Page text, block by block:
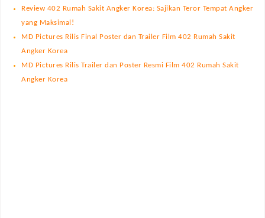
Review 402 Rumah Sakit Angker Korea: Sajikan Teror Tempat Angker
yang Maksimal!
MD Pictures Rilis Final Poster dan Trailer Film 402 Rumah Sakit
Angker Korea
MD Pictures Rilis Trailer dan Poster Resmi Film 402 Rumah Sakit
Angker Korea